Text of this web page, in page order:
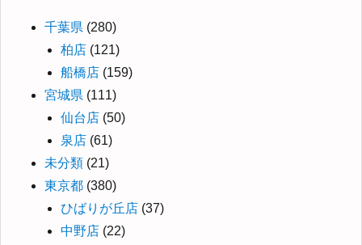
千葉県 (280)
柏店 (121)
船橋店 (159)
宮城県 (111)
仙台店 (50)
泉店 (61)
未分類 (21)
東京都 (380)
ひばりが丘店 (37)
中野店 (22)